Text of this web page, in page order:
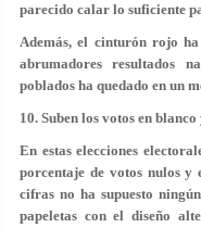
parecido calar lo suficiente
Además, el cinturón rojo
abrumadores resultados
poblados ha quedado en un
10. Suben los votos en
En estas elecciones
porcentaje de votos nulos y
cifras no ha supuesto
papeletas con el diseño